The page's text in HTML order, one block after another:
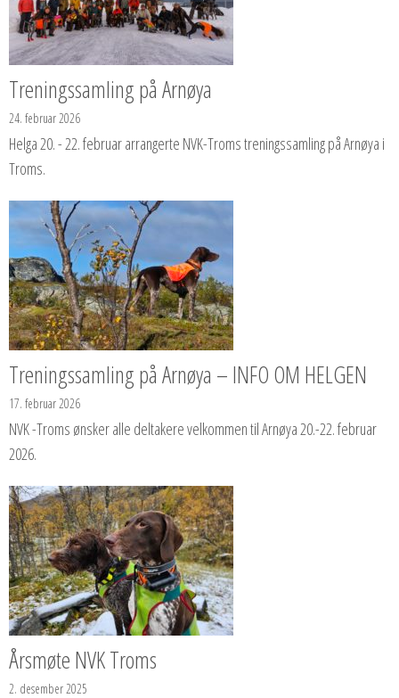
Treningssamling på Arnøya
24. februar 2026
Helga 20. - 22. februar arrangerte NVK-Troms treningssamling på Arnøya i
Troms.
Treningssamling på Arnøya – INFO OM HELGEN
17. februar 2026
NVK -Troms ønsker alle deltakere velkommen til Arnøya 20.-22. februar
2026.
Årsmøte NVK Troms
2. desember 2025